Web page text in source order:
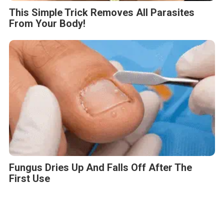
This Simple Trick Removes All Parasites
From Your Body!
Fungus Dries Up And Falls Off After The
First Use